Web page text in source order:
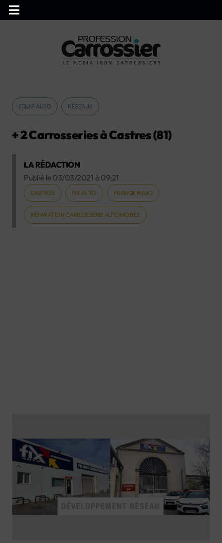
EQUIP AUTO RÉSEAUX
+ 2 Carrosseries à Castres (81)
LA RÉDACTION
Publié le 03/03/2021 à 09:21
CASTRES FIX AUTO FRANCK MAJO
RÉPARATION CARROSSERIE AUTOMOBILE